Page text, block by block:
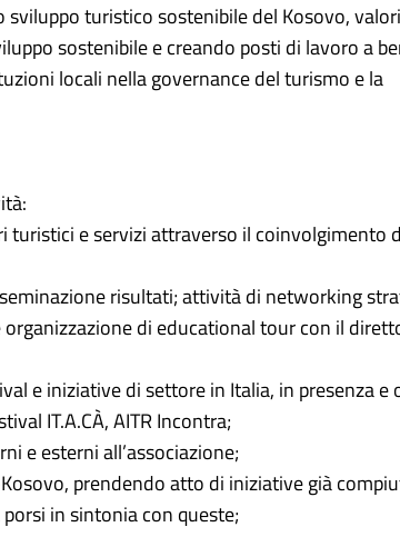
turistico sostenibile del Kosovo,
sostenibile e creando posti di lavoro a
locali nella governance del turismo e la
turistici e servizi attraverso il coinvolgimento
risultati; attività di networking
di educational tour con il
e iniziative di settore in Italia, in presenza e
IT.A.CÀ, AITR Incontra;
e esterni all’associazione;
prendendo atto di iniziative già
in sintonia con queste;